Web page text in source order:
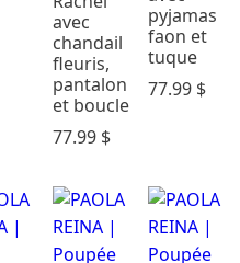
avec
chandail
fleuris,
pantalon
et boucle
77.99 $
pyjamas
faon et
tuque
77.99 $